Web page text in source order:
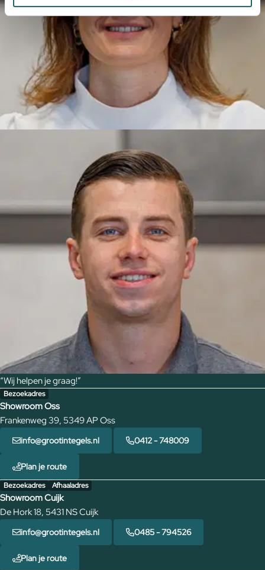
“Wij helpen je graag!”
Bezoekadres
Showroom Oss
Frankenweg 39, 5349 AP Oss
info@grootintegels.nl 0412 - 748009
Plan je route
Bezoekadres Afhaaladres
Showroom Cuijk
De Hork 18, 5431 NS Cuijk
info@grootintegels.nl 0485 - 794526
Plan je route